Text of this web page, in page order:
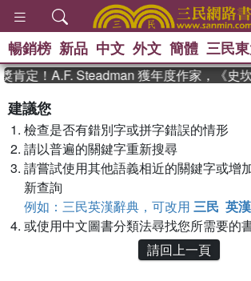
史是一群喵 、
獎 臺灣漫遊錄
登輝時代 、 數學
暢銷榜 新品 中文 外文 簡體 三民
肯定！A.F. Steadman 獲年度作家，《史
建議您
檢查是否有錯別字或拼字錯誤的情形
請以普遍的關鍵字重新搜尋
請嘗試使用其他語義相近的關鍵字或增
新查詢
例如：三民英漢辭典，可改用 三民 英
或使用中文圖書分類法尋找您所需要的
請回上一頁